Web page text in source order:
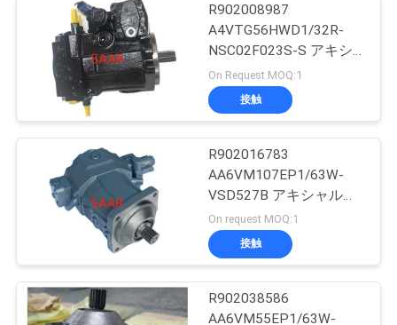
旅
管
レクスロットの濾
材
油研の油圧ポンプ
R902008987
A4VTG56HWD1/32R-
NSC02F023S-S アキシ
ャルピストン可変ポンプ
A4VTGシリーズ 32
On Request MOQ:1
接触
R902016783
AA6VM107EP1/63W-
VSD527B アキシャルピ
ストン可変モータ
AA6VMシリーズ 63
On request MOQ:1
接触
R902038586
AA6VM55EP1/63W-